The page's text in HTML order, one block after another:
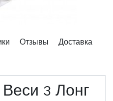
Отзывы Доставка
3 Лонг